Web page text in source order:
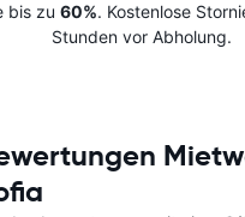
bis zu 60%. Kostenlose
Stunden vor Abholung.